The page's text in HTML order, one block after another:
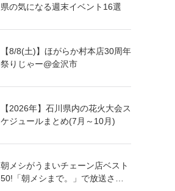
県の気になる週末イベント16選
【8/8(土)】ほがらか村本店30周年
祭りじゃー@金沢市
【2026年】石川県内の花火大会ス
ケジュールまとめ(7月～10月)
朝メシがうまいチェーン店ベスト
50!「朝メシまで。」で放送され